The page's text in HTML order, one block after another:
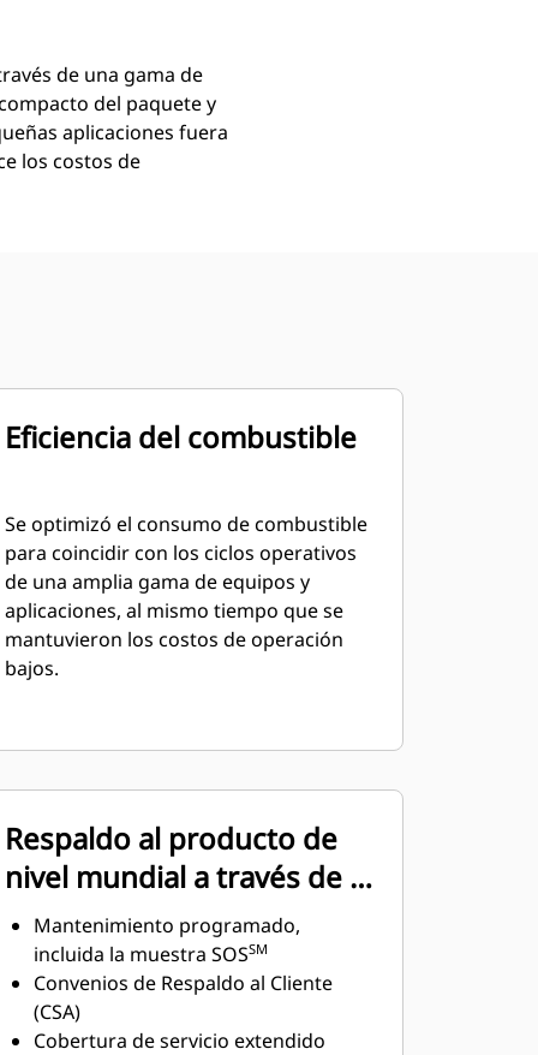
de una gama de
del paquete y
aplicaciones fuera
los costos de
Eficiencia del combustible
Se optimizó el consumo de combustible
para coincidir con los ciclos operativos
de una amplia gama de equipos y
aplicaciones, al mismo tiempo que se
mantuvieron los costos de operación
bajos.
Respaldo al producto de
nivel mundial a través de la
red global de
distribuidores Cat
Mantenimiento programado,
incluida la muestra SOSSM
Convenios de Respaldo al Cliente
(CSA)
Cobertura de servicio extendido